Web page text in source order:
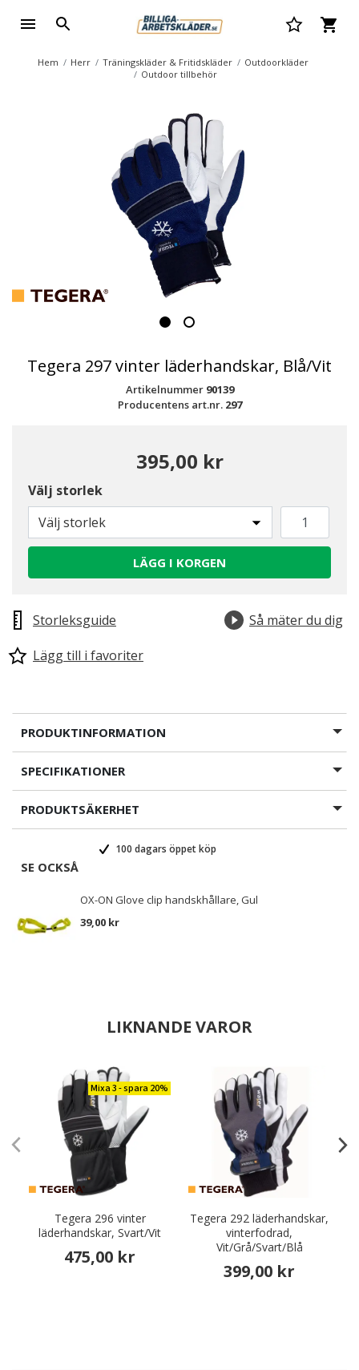
Hem Herr Träningskläder & Fritidskläder
Outdoorkläder
Outdoor tillbehör
Tegera 297 vinter läderhandskar, Blå/Vit
Artikelnummer 90139
Producentens art.nr. 297
395,00 kr
Välj storlek
Välj storlek
LÄGG I KORGEN
Storleksguide
Så mäter du dig
Lägg till i favoriter
PRODUKTINFORMATION
SPECIFIKATIONER
PRODUKTSÄKERHET
100 dagars öppet köp
SE OCKSÅ
OX-ON Glove clip handskhållare, Gul
39,00 kr
LIKNANDE VAROR
Mixa 3 - spara 20%
Tegera 296 vinter
läderhandskar, Svart/Vit
475,00 kr
Tegera 292 läderhandskar,
vinterfodrad,
Vit/Grå/Svart/Blå
399,00 kr